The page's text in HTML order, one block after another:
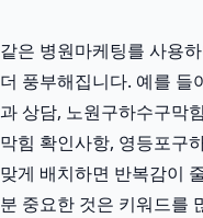
같은 병원마케팅를 사용
더 풍부해집니다. 예를 들
과 상담, 노원구하수구막
막힘 확인사항, 영등포구
맞게 배치하면 반복감이
분 중요한 것은 키워드를